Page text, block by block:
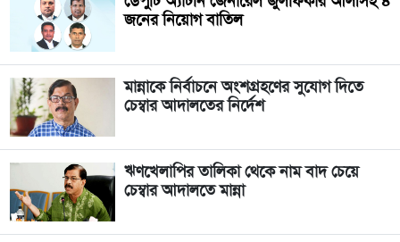
জনের নিয়োগ বাতিল
মান্নাকে নির্বাচনে অংশগ্রহণের সুযোগ দিতে
চেম্বার আদালতের নির্দেশ
ঋণখেলাপির তালিকা থেকে নাম বাদ চেয়ে
চেম্বার আদালতে মান্না